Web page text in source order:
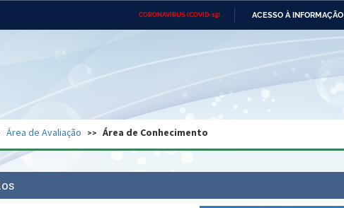
CORONAVÍRUS (COVID-19) ACESSO À INFORMAÇÃO
Ministério das Relações
Ministério do Desenvolvimento
Regional
Advocacia-Geral da União Banco Central do Brasil
Área de Avaliação Área de Conhecimento